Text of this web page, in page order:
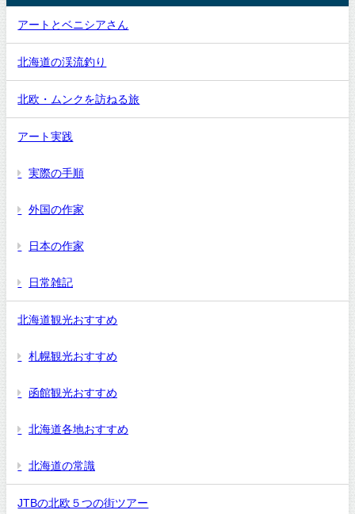
アートとベニシアさん
北海道の渓流釣り
北欧・ムンクを訪ねる旅
アート実践
実際の手順
外国の作家
日本の作家
日常雑記
北海道観光おすすめ
札幌観光おすすめ
函館観光おすすめ
北海道各地おすすめ
北海道の常識
JTBの北欧５つの街ツアー